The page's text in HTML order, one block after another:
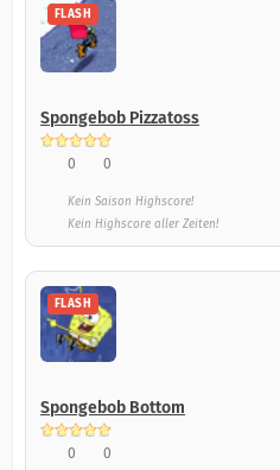
FLASH
Spongebob Pizzatoss
0 0
Kein Saison Highscore!
Kein Highscore aller Zeiten!
FLASH
Spongebob Bottom
0 0